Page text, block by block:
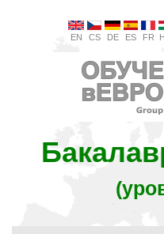
EN CS DE ES FR